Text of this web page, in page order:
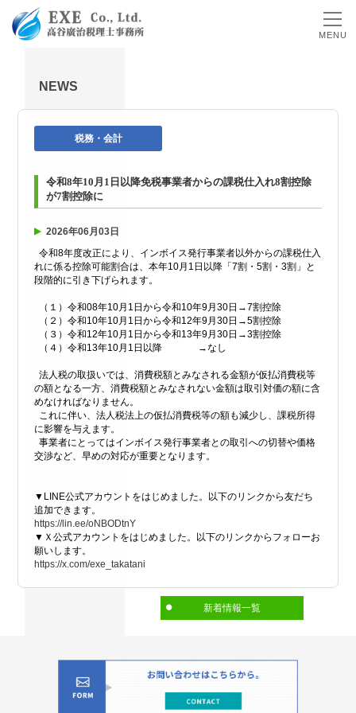
MENU
NEWS
税務・会計
令和8年10月1日以降免税事業者からの課税仕入れ8割控除
が7割控除に
2026年06月03日
令和8年度改正により、インボイス発行事業者以外からの課税仕入
れに係る控除可能割合は、本年10月1日以降「7割・5割・3割」と
段階的に引き下げられます。
（１）令和08年10月1日から令和10年9月30日→7割控除
（２）令和10年10月1日から令和12年9月30日→5割控除
（３）令和12年10月1日から令和13年9月30日→3割控除
（４）令和13年10月1日以降 →なし
法人税の取扱いでは、消費税額とみなされる金額が仮払消費税等
の額となる一方、消費税額とみなされない金額は取引対価の額に含
めなければなりません。
これに伴い、法人税法上の仮払消費税等の額も減少し、課税所得
に影響を与えます。
事業者にとってはインボイス発行事業者との取引への切替や価格
交渉など、早めの対応が重要となります。
▼LINE公式アカウントをはじめました。以下のリンクから友だち
追加できます。
https://lin.ee/oNBODtnY
▼Ｘ公式アカウントをはじめました。以下のリンクからフォローお
願いします。
https://x.com/exe_takatani
新着情報一覧